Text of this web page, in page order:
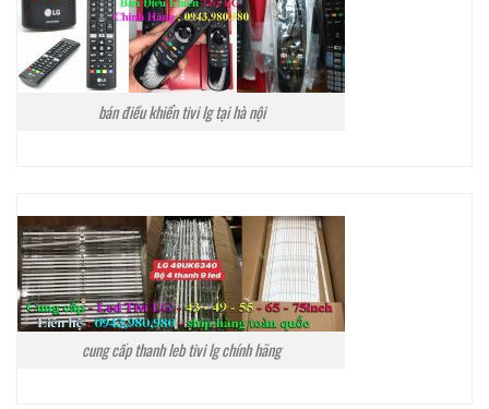
bán điều khiển tivi lg tại hà nội
cung cấp thanh leb tivi lg chính hãng